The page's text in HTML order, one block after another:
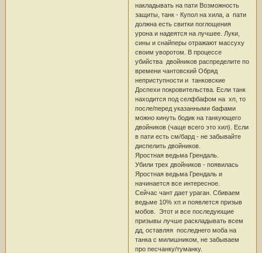
накладывать на пати Возможность
защиты, танк - Купол на хила, а пати
должна есть свитки поглощения
урона и надеятся на лучшее. Луки,
сины и снайперы отражают массуху
своим уворотом. В процессе
убийства двойников распределите по
времени чантовский Обряд
неприступности и танковские
Доспехи покровительства. Если танк
находится под селфбафом на хп, то
после/перед указанными бафами
можно кинуть бодик на танкующего
двойников (чаще всего это хил). Если
в пати есть см/бард - не забывайте
диспелить двойников.
Яростная ведьма Грендаль.
Убили трех двойников - появилась
Яростная ведьма Грендаль и
начинается все интересное.
Сейчас чант дает ураган. Сбиваем
ведьме 10% хп и появлется призыв
мобов. Этот и все последующие
призывы лучше раскладывать всем
дд, оставляя последнего моба на
танка с милишником, не забываем
про песчанку/туманку.